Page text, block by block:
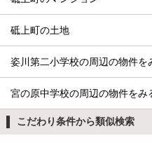
砥上町の土地
姿川第二小学校の周辺の物件を
宮の原中学校の周辺の物件をみ
こだわり条件から類似検索